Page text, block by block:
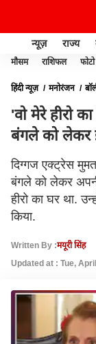
न्यूज़ राज्य
मौसम राशिफल
हिंदी न्यूज़ मनोरंजन
'वो मेरे हीरो
बंगले को लेकर
दिग्गज एक्ट्रेस
बंगले को लेकर अपनी
हीरो का घर था.
किया.
Written By :मयूरी सिंह
Updated at : Tue,